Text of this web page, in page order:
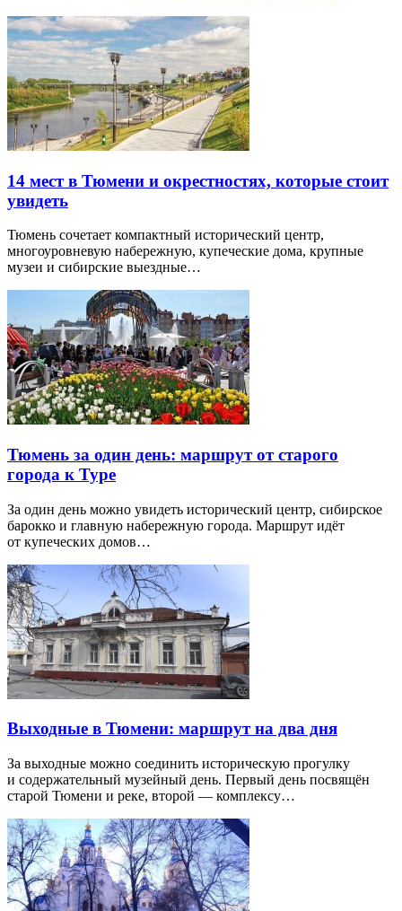
14 мест в Тюмени и окрестностях, которые стоит
увидеть
Тюмень сочетает компактный исторический центр,
многоуровневую набережную, купеческие дома, крупные
музеи и сибирские выездные…
Тюмень за один день: маршрут от старого
города к Туре
За один день можно увидеть исторический центр, сибирское
барокко и главную набережную города. Маршрут идёт
от купеческих домов…
Выходные в Тюмени: маршрут на два дня
За выходные можно соединить историческую прогулку
и содержательный музейный день. Первый день посвящён
старой Тюмени и реке, второй — комплексу…